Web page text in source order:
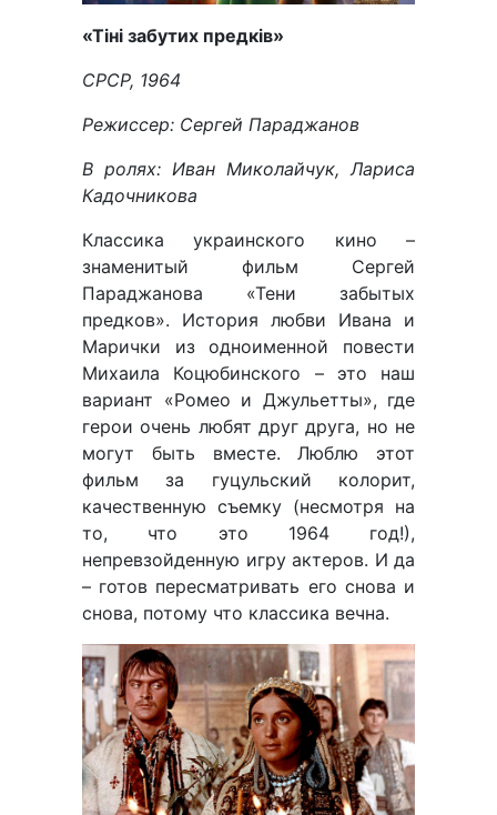
«Тіні забутих предків»
СРСР, 1964
Режиссер: Сергей Параджанов
В ролях: Иван Миколайчук, Лариса
Кадочникова
Классика украинского кино –
знаменитый фильм Сергей
Параджанова «Тени забытых
предков». История любви Ивана и
Марички из одноименной повести
Михаила Коцюбинского – это наш
вариант «Ромео и Джульетты», где
герои очень любят друг друга, но не
могут быть вместе. Люблю этот
фильм за гуцульский колорит,
качественную съемку (несмотря на
то, что это 1964 год!),
непревзойденную игру актеров. И да
– готов пересматривать его снова и
снова, потому что классика вечна.